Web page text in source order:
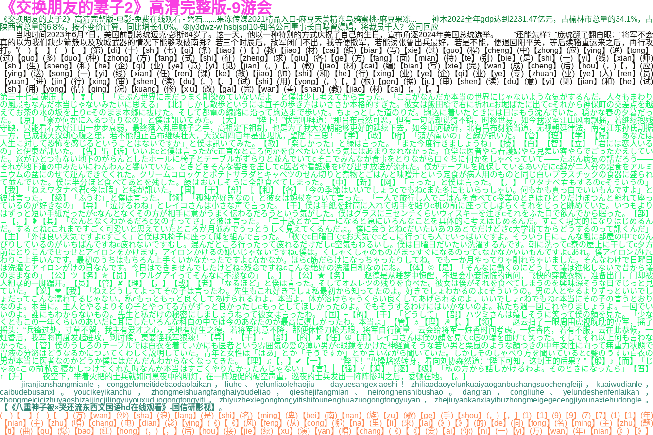
《交换朋友的妻子2》高清完整版-9游会
《交换朋友的妻子2》高清完整版-电影-免费在线观看 - 磐石...,...果冻传媒2021精品入口-麻豆天美精东乌鸦蜜桃-麻豆果冻... 神木2022全年gdp达到2231.47亿元，占榆林市总量的34.1%，占
陕西省总量的6.8%，按不变价计算，同比增长4.0%。☮jy3dwz-wlhsbjspl10-知名公司董事长自曝曾嫖娼，将裁员千人？公司回应
当地时间2023年6月7日，美国前副总统迈克·彭斯64岁了。这一天，他以一种特别的方式庆祝了自己的生日，宣布角逐2024年美国总统选举。 “还能怎样？”庞统翻了翻白眼：“将军不会
真的以为我们缺少箭簇以及攻城武器的情况下能够攻破南郑？若三个时辰后，敌军闭门不出，我等便撤军，若能诱张鲁出兵最好，若是不能，便退回阳平关，等后续辎重运来之后，再行攻
打。”( )【 】( )【 】(第)【di】(十)【shi】(七)【qi】(条)【tiao】( )【 】(教)【jiao】(材)【cai】(编)【bian】(写)【xie】(过)【guo】(程)【cheng】(中)【zhong】(应)【ying】(通)【tong】
(过)【guo】(多)【duo】(种)【zhong】(方)【fang】(式)【shi】(征)【zheng】(求)【qiu】(各)【ge】(方)【fang】(面)【mian】(特)【te】(别)【bie】(是)【shi】(一)【yi】(线)【xian】(师)
【shi】(生)【sheng】(和)【he】(企)【qi】(业)【ye】(意)【yi】(见)【jian】(。)【。】(教)【jiao】(材)【cai】(编)【bian】(写)【xie】(完)【wan】(成)【cheng】(后)【hou】(，)【，】(应)
【ying】(送)【song】(一)【yi】(线)【xian】(任)【ren】(课)【ke】(教)【jiao】(师)【shi】(和)【he】(行)【xing】(业)【ye】(企)【qi】(业)【ye】(专)【zhuan】(业)【ye】(人)【ren】(员)
【yuan】(进)【jin】(行)【xing】(审)【shen】(读)【du】(、)【、】(试)【shi】(用)【yong】(，)【，】(根)【gen】(据)【ju】(审)【shen】(读)【du】(意)【yi】(见)【jian】(和)【he】(试)
【shi】(用)【yong】(情)【qing】(况)【kuang】(修)【xiu】(改)【gai】(完)【wan】(善)【shan】(教)【jiao】(材)【cai】(。)【。】
第三十七章 碾压【 】❣【 】「たぶん世界にまだうまく馴染めていないだよ」と僕は少し考えてから言った。「ここがなんだか本当の世界にじゃないような気がするんだ。人々もまわり
の風景もなんだ本当じゃないみたいに思える」【北】しかし散歩というには直子の歩き方はいささか本格的すぎた。彼女は飯田橋で右に折れcお堀ばたに出てcそれから神保町の交差点を越
えてお茶の水の坂を上りcそのまま本郷に抜けた。そして都電の線路に沿って駒込まで歩いた。ちょっとした道のりだ。駒込に着いたときには日はもう沈んでいた。穏かな春の夕暮だっ
た。【京】「寮か何かに入るつもりなの」と僕は訊いてみた。【大】 “陛下！”伏完叩拜道：“那吕布虽然可恶，但有一句话却说得不错，时移世易，如今我汉室江山风雨飘摇，若继续抱残
守缺，只能看着大好江山一步步衰弱，最终落入乱臣贼子之手，高祖定下祖制，也是为了我大汉朝能够更好的延续下去，如今山河破碎，北有吕布豺狼当道，无视朝廷律法，南有江东孙氏割据
一方，已成我大汉朝心腹之患，若不能阻止吕布继续壮大，大汉朝四百年基业堪忧，望陛下三思！”【学】【政】【府】「頭が痛いの」と緑が訊いた。【管】【理】【学】【院】「あなたは
人生に対して恐怖を感じるということはないですか」と僕は訊いてみた。【教】「楽しかった」と緑は言った。「また今度行きましょうね」【授】【白】【智】【立】「君には恋人いる
の」と伊東が訊いた。【告】卐【诉】いいよcと僕は言ったがc正直なところ何かを食べたいという気にはあまりなれなかった。食堂は医者やら看護婦やら見舞い客やらでごったかえしてい
た。窓がひとつもない地下のがらんとしたホールに椅子とテーブルがずらりと並んでいてcそこでみんなが食事をとりながら口ぐちに何かをしゃべっていて――たぶん病気の話だろう――
それが地下道の中みたいにわんわんと響いていた。ときどきそんな響きを圧してc医者や看護婦を呼び出す放送が流れた。僕がテーブルを確保しているあいだにc緑が二人分の定食をアルミ
ニウムの盆にのせて運んできてくれた。クリームコロッケとポテトサラダとキャベツのせん切りと煮物とごはんと味噌汁という定食が病人用のものと同じ白いプラスチックの食器に盛られ
て並んでいた。僕は半分ほど食べてあとを残した。緑はおいしそうに全部食べてしまった。【中】【新】【网】「言った」と僕は言った。【，】「ワタナベ君もするのcそういうの」
【我】「ねえワタナベ君c今は暇」と緑が訊いた。【国】【干】【部】〖【和】【各】「今の季節はいいでしょうcでもねcまた冬にもいらっしゃい。何もかも真っ白でいいもんですよ」と
彼は言った。【级】「ふうむ」と僕は言った。【领】「孤独が好きなの」と彼女は頬杖をついて言った。「一人で旅行し人でごはんを食べてc授業のときはひとりだけぽつんと離れて座っ
ているのが好きなの」【导】「泣けるわね」とレイコさんは小さな声で言った。【干】僕は手紙を封筒に入れて切手を貼りc机の前に座ってしばらくそれをじっと眺めていた。いつもより
はずっと短い手紙だったがcなんとなくその方が相手に意がうまく伝わるだろうという気がした。僕はグラスに三センチくらいウィスキーを注ぎcそれをふた口で飲んでから眠った。【部】
→【，】❥【其】「なんとなくわかるだろc女の子ってさ」と彼は言った。「二十歳とか二十一になると急にいろんなことを具体的に考えはじめるんだ。すごく現実的になりはじめるん
だ。するとねcこれまですごく可愛いと思えていたところが月並みでうっとうしく見えてくるんだよ。僕に会うとねcだいたいあのあとでだけどさc大学出てからどうするのって訊くんだ」
【主】「外は良い天気ですよcすごく」と僕は丸椅子に座って脚を組んで言った。「秋でc日曜日でcお天気でcどこに行っても人でいっばいですよ。そういう日にこんな風に部屋の中でのん
びりしているのがいちばんですねc疲れないですむし。混んだところ行ったって疲れるだけだしc空気もわるいし。僕は日曜日だいたい洗濯するんです。朝に洗ってc寮の屋上に干してc夕方
前にとりこんでせっせとアイロンをかけます。アイロンかけるの嫌いじゃないですねc僕は。くしゃくしゃのものがまっすぐになるのってcなかなかいいもんですよcあれ。僕アイロンがけc
わりに上手いんです。最初のうちはもちろん上手くいかなかったですよcなかなか。ほらc筋だらけになっちゃったりしてね。でも一か月やってりゃ馴れちゃいました。そんなわけで日曜日
は洗濯とアイロンがけの日なんです。今日はできませんでしたけどねc残念ですねcこんな絶好の洗濯日和なのにね。【体】©【是】「そんなに働くのにどうして蟻は進化しないで昔から蟻
のままなの」【公】ツ【务】✯【员】「ウルグアイってそんなに不潔なの」【。】〖【公】★【务】 赵德是从睡梦中惊醒，不理会小妾惊慌的询问，飞快的穿戴衣物，准备出门，门却被
人粗暴的一脚踹开。【员】【管】✘【理】【，】【或】【者】「なるほど」と僕は言った。そしてオムレツの残りを食べた。彼女は僕がそれを食べてしまうのを興味深そうな目でじっと見
ていた。【说】❤【我】「ねえどうしてよってその子は言ったわ。先生もこれ好きでしょ私最初から知ってたのよ。好きでしょわかるのよcそういうの。男の人とやるよりずっといいでし
ょだってこんな濡れてるじゃない。私cもっともっと良くしてあげられるわよ。本当よ。体が溶けちゃうくらい良くしてあげられるのよ。いいでしょcねでもねc本当にその子の言うとおり
なのよ。本当に。主人とやるよりその子とやってる方がずっと良かったしcもっとしてほしかったのよ。でもそうするわけにはいかないのよ。私たち週一回これやりましょうよ。一回でい
いのよ。誰にもわからないもの。先生と私だけの秘密にしましょうねって彼女は言ったわ。【国】÷【的】【干】「どうして」【部】ハツミさんは嬉しそうに笑って僕の顔を見た。「少な
くともこの一年くらいのあいだに耳にしたいろんな科白の中では今のあなたのが最高に嬉しかったわ。本当よ」【管】☼【理】☭【、】【领】 赵云扫了一眼周围虎视眈眈的曹军，摇了
摇头：“兵锋过处，寸草不留，我主有爱才之心，天地有好生之德，若将军执意不降，那便休怪刀枪无眼，将军自行衡量，云会给将军一炷香时间考虑，一炷香内，若有不服，云在此恭候，一
炷香后，我军将再度发起进攻，到时候，莫要怪我军狠辣！”【导】←【干】←【部】【的】✘【任】☮【用】レイコさんは僕の顔を見てc唇の端を曲げて笑った。そしてそれ以上何も言わな
かった。【管】僕のうしろのテーブルでは白衣を着ていかにも医者という雰囲気の髪の薄い男がc眼鏡をかけた神経質そうな若い男と栗鼠のような顔つきの中年女性に向って無重力状態で
胃液の分泌はどうなるかについてくわしく説明していた。青年と女性は「はあ」とか「そうですか」とか言いながら聞いていた。しかしそのしゃべり方を聞いているとc髪のうすい白衣の
男が本当に医者なのかどうか僕にはだんだんわからなくなってきた。【理】♫【，】✔【一】 “陛下！”曹操豁然转身，看向刘协森然道：“陛下可知，这封王的后果？”【般】♪【而】「じ
ゃあcこの前私を寝かしつけてくれた時なんか本当はすごくやりたかったんじゃない」【言】│【强】√【调】【逐】【级】「私の方から話しかけるわよ。そのときになったら」【晋】
↑【升】 夜空下，举着火把的士兵就如同黑夜中的明灯，在一阵短促的破空声重，巡夜的士兵发出一阵阵惨叫之后，委顿在地。【。】
jiranjianshangmianle，conggelumeitidebaodaolaikan，liuhe、yelunliaolehaojiu——dayuesangexiaoshi！zhiliaodaoyelunkuaiyaoganbushangsuochengfeiji，kuaiwudianle，
caibudebusanxi。youcikeyikanchu，zhongmeishuangfanghaiyoudeliao，qieshejifangmian、neironghenshibushao。dangran，congliuhe、yelundeshenfenlaikan，
zhongmeicicizhuyaoshizaijingjilingyuyouxuduogongtongyiti。zhiyuzhexiegongtongyitishifounenghuazuogongtongyuyan，zhejiuyaokanxiayibuzhongmeigegecengjiyounaxiehudongle。
【《八重神子被×哭还流东西文国语hd在线观看》-国信研影视】 。
( )【 】( )【 】(万)【wan】(沙)【sha】(浪)【lang】(是)【shi】(名)【ming】(卑)【bei】(南)【nan】(族)【zu】(歌)【ge】(手)【shou】(，)【，】(1)【1】(9)【9】(7)【7】(1)【1】(年)
【nian】(主)【zhu】(唱)【chang】(电)【dian】(影)【ying】(《)【《】(风)【feng】(从)【cong】(哪)【na】(里)【li】(来)【lai】(》)【》】(的)【de】(同)【tong】(名)【ming】(主)【zhu】(题)
【ti】(曲)【qu】(爆)【bao】(红)【hong】(，)【，】(后)【hou】(接)【jie】(续)【xu】(演)【yan】(唱)【chang】(《)【《】(爱)【ai】(你)【ni】(一)【yi】(万)【wan】(年)【nian】(》)【》】